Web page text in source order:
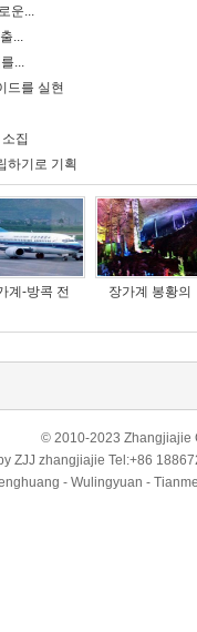
운...
...
...
드를 실현
집
하기로 기획
계-방콕 전 장가계 봉황의
© 2010-2023 Zhangjiajie
ZJJ zhangjiajie Tel:+86
- Wulingyuan -